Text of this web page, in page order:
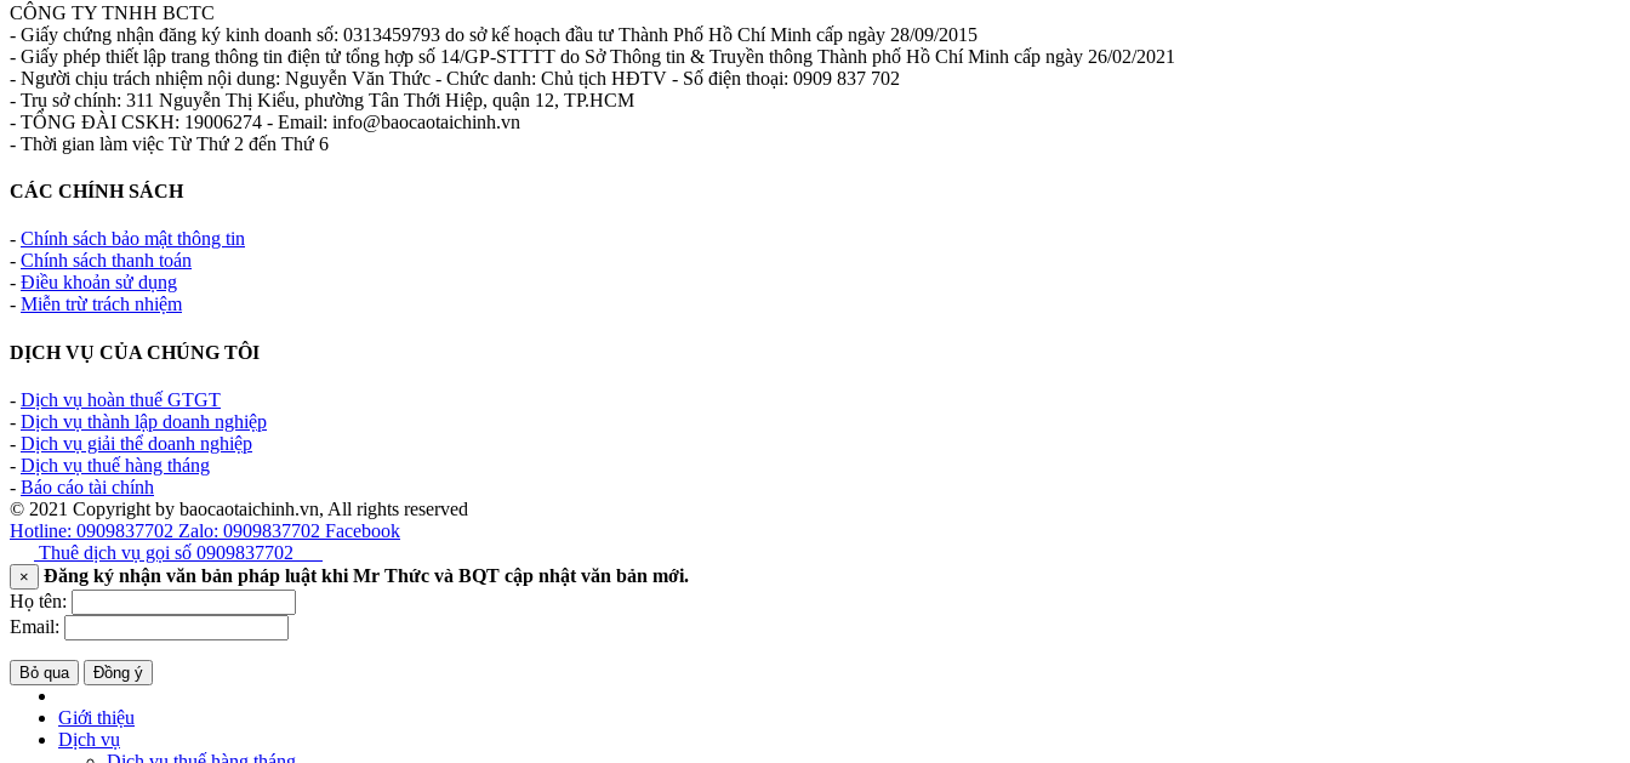
CÔNG TY TNHH BCTC
- Giấy chứng nhận đăng ký kinh doanh số: 0313459793 do sở kế hoạch đầu tư Thành Phố Hồ Chí Minh cấp ngày 28/09/2015
- Giấy phép thiết lập trang thông tin điện tử tổng hợp số 14/GP-STTTT do Sở Thông tin & Truyền thông Thành phố Hồ Chí Minh cấp ngày 26/02/2021
- Người chịu trách nhiệm nội dung: Nguyễn Văn Thức - Chức danh: Chủ tịch HĐTV - Số điện thoại: 0909 837 702
- Trụ sở chính: 311 Nguyễn Thị Kiểu, phường Tân Thới Hiệp, quận 12, TP.HCM
- TỔNG ĐÀI CSKH: 19006274 - Email: info@baocaotaichinh.vn
- Thời gian làm việc Từ Thứ 2 đến Thứ 6
CÁC CHÍNH SÁCH
- Chính sách bảo mật thông tin
- Chính sách thanh toán
- Điều khoản sử dụng
- Miễn trừ trách nhiệm
DỊCH VỤ CỦA CHÚNG TÔI
- Dịch vụ hoàn thuế GTGT
- Dịch vụ thành lập doanh nghiệp
- Dịch vụ giải thể doanh nghiệp
- Dịch vụ thuế hàng tháng
- Báo cáo tài chính
© 2021 Copyright by baocaotaichinh.vn, All rights reserved
Hotline: 0909837702 Zalo: 0909837702 Facebook
Thuê dịch vụ gọi số 0909837702
×
Đăng ký nhận văn bản pháp luật khi Mr Thức và BQT cập nhật văn bản mới.
Họ tên:
Email:
Bỏ qua Đồng ý
Giới thiệu
Dịch vụ